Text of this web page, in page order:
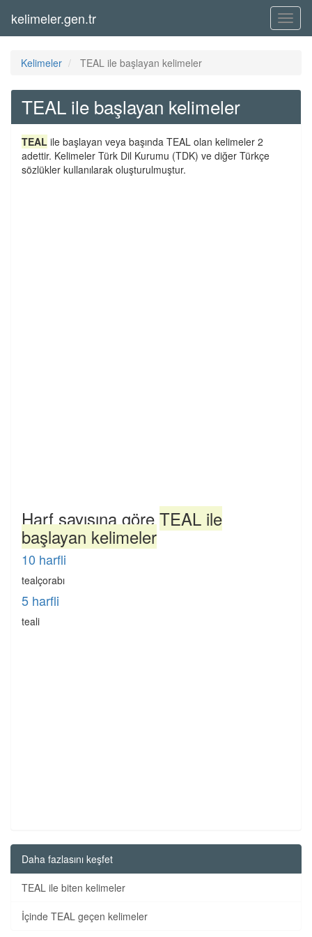
Menü
kelimeler.gen.tr
Kelimeler TEAL ile başlayan kelimeler
TEAL ile başlayan kelimeler
TEAL ile başlayan veya başında TEAL olan kelimeler 2
adettir. Kelimeler Türk Dil Kurumu (TDK) ve diğer Türkçe
sözlükler kullanılarak oluşturulmuştur.
Harf sayısına göreTEAL ile
başlayan kelimeler
10 harfli
tealçorabı
5 harfli
teali
Daha fazlasını keşfet
TEAL ile biten kelimeler
İçinde TEAL geçen kelimeler